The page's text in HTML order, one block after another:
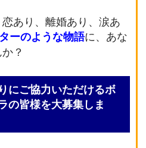
あり、離婚あり、涙あ
ーのような物語に、あな
？
にご協力いただけるボ
の皆様を大募集しま